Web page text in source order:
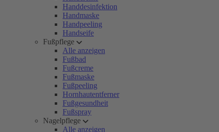
Handdesinfektion
Handmaske
Handpeeling
Handseife
Fußpflege
Alle anzeigen
Fußbad
Fußcreme
Fußmaske
Fußpeeling
Hornhautentferner
Fußgesundheit
Fußspray
Nagelpflege
Alle anzeigen